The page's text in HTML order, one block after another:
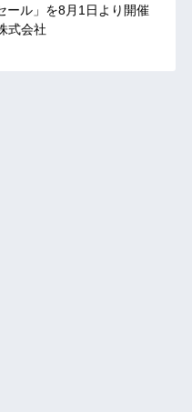
ール」を8月1日より開催
式会社